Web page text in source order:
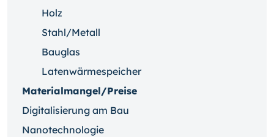
Holz
Stahl/Metall
Bauglas
Latenwärmespeicher
Materialmangel/Preise
Digitalisierung am Bau
Nanotechnologie